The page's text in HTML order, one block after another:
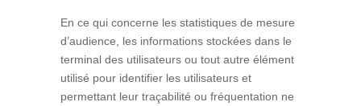
En ce qui concerne les statistiques de mesure
d’audience, les informations stockées dans le
terminal des utilisateurs ou tout autre élément
utilisé pour identifier les utilisateurs et
permettant leur traçabilité ou fréquentation ne